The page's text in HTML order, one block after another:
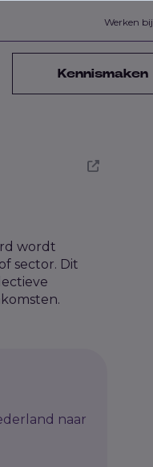
Werken bij
Kennismaken
wordt
sector. Dit
naar